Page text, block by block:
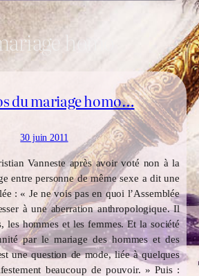
homo
du mariage homo…
30 juin 2011
Vanneste après avoir voté non à la
entre personne de même sexe a dit une
: « Je ne vois pas en quoi l’Assemblée
à une aberration anthropologique. Il
les hommes et les femmes. Et la société
par le mariage des hommes et des
une question de mode, liée à quelques
beaucoup de pouvoir. » Puis :